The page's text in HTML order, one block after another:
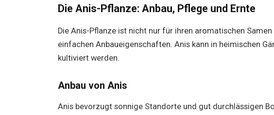
Die Anis-Pflanze: Anbau, Pflege und Ernte
Die Anis-Pflanze ist nicht nur für ihren aromatischen
einfachen Anbaueigenschaften. Anis kann in heimischen
kultiviert werden.
Anbau von Anis
Anis bevorzugt sonnige Standorte und gut durchlässigen